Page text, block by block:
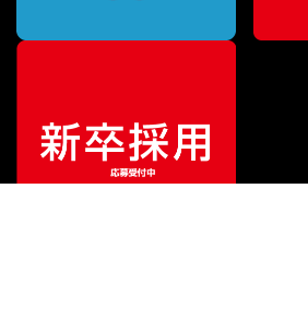
販売価格¥726,000 （税込）